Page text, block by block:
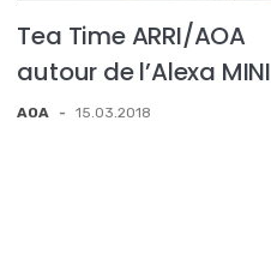
Tea Time ARRI/AOA
autour de l’Alexa MINI
AOA - 15.03.2018